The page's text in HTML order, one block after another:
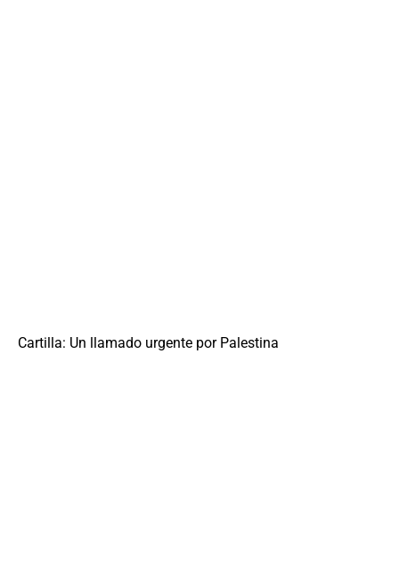
Cartilla: Un llamado urgente por Palestina